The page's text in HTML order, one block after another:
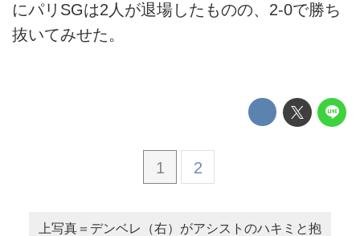
にパリSGは2人が退場したものの、2-0で勝ち
抜いてみせた。
1 2
上写真＝デンベレ（右）がアシストのハキミと抱